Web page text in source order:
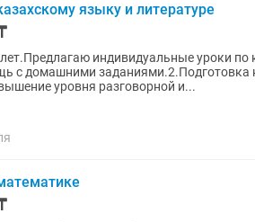
языку и литературе
индивидуальные уроки по
с домашними заданиями.2.Подготовка
уровня разговорной и...